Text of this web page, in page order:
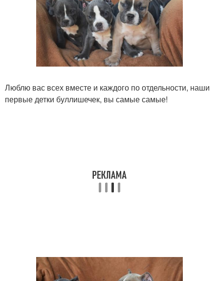
Люблю вас всех вместе и каждого по отдельности, наши
первые детки буллишечек, вы самые самые!